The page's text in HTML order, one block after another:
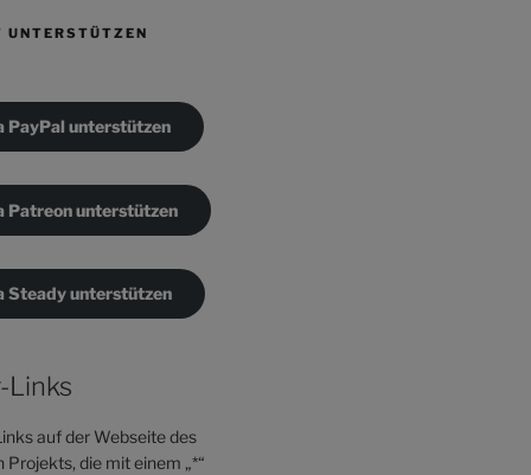
UNTERSTÜTZEN
PayPal unterstützen
Patreon unterstützen
Steady unterstützen
Links
auf der Webseite des
die mit einem „*“